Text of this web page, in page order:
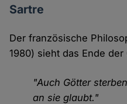
Sartre
Der französische
1980) sieht das Ende der
"Auch Götter
an sie glaubt."